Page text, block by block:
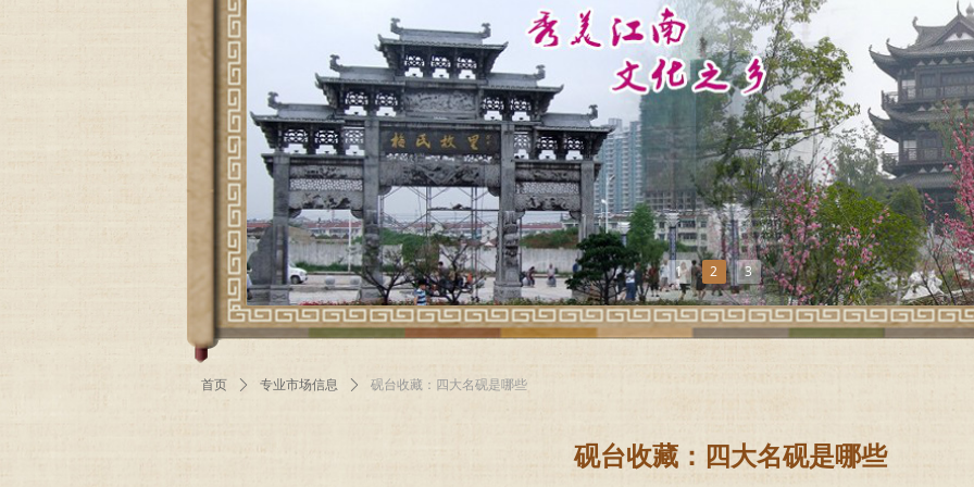
1 2 3
砚台收藏：四大名砚是哪些
首页 ꄲ 专业市场信息 ꄲ 砚台收藏：四大名砚是哪些